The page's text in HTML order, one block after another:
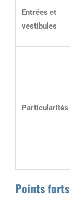
Entrées et
vestibules
Particularités
Points forts